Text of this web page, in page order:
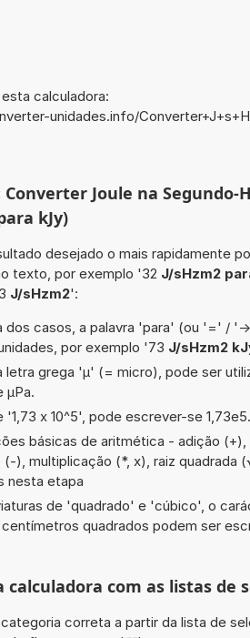
calculadora:
unidades.info/
Converter Joule na
kJy)
desejado o mais rapidamente
texto, por exemplo '32 J/sHzm2
J/sHzm2':
dos casos, a palavra 'para' (ou '=' /
por exemplo '73 J/sHzm2
letra grega 'µ' (= micro), pode ser
µPa.
'1,73 x 10^5', pode escrever-se
básicas de aritmética - adição
(-), multiplicação (*, x), raiz quadrada
nesta etapa
de 'quadrado' e 'cúbico', o
quadrados podem ser
calculadora com as listas de
categoria correta a partir da lista de